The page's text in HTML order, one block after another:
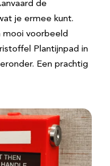
de
je ermee kunt.
mooi voorbeeld
Plantijnpad in
Een prachtig